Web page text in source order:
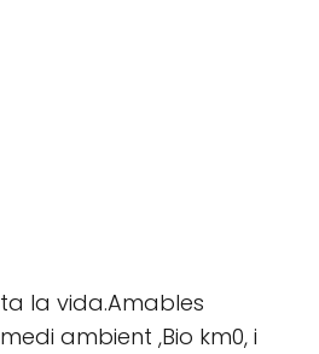
la vida.Amables
ambient ,Bio km0, i